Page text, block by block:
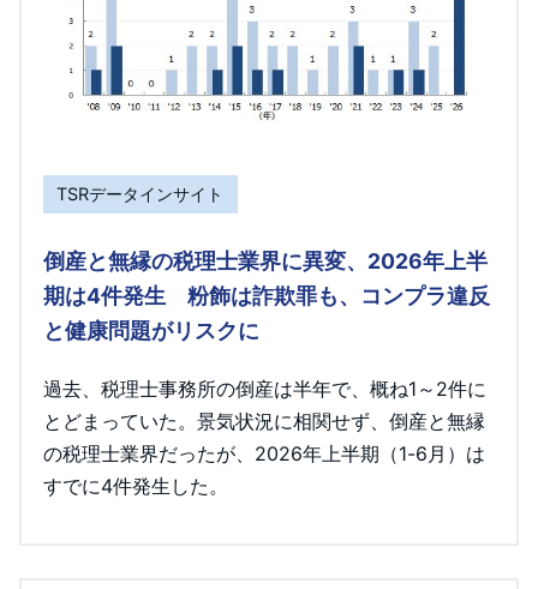
TSRデータインサイト
倒産と無縁の税理士業界に異変、2026年上半
期は4件発生 粉飾は詐欺罪も、コンプラ違反
と健康問題がリスクに
過去、税理士事務所の倒産は半年で、概ね1～2件に
とどまっていた。景気状況に相関せず、倒産と無縁
の税理士業界だったが、2026年上半期（1-6月）は
すでに4件発生した。